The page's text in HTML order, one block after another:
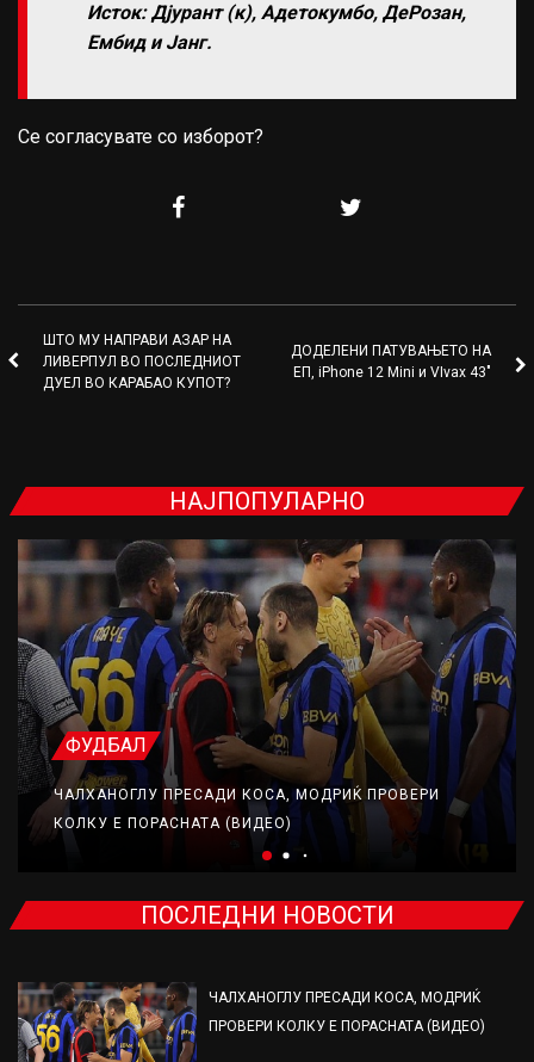
Исток: Дјурант (к), Адетокумбо, ДеРозан,
Ембид и Јанг.
Се согласувате со изборот?
ШТО МУ НАПРАВИ АЗАР НА
ЛИВЕРПУЛ ВО ПОСЛЕДНИОТ
ДУЕЛ ВО КАРАБАО КУПОТ?
ДОДЕЛЕНИ ПАТУВАЊЕТО НА
ЕП, iPhone 12 Mini и VIvax 43″
НАЈПОПУЛАРНО
ФУДБАЛ
ЧАЛХАНОГЛУ ПРЕСАДИ КОСА, МОДРИЌ ПРОВЕРИ
КОЛКУ Е ПОРАСНАТА (ВИДЕО)
ПОСЛЕДНИ НОВОСТИ
ЧАЛХАНОГЛУ ПРЕСАДИ КОСА, МОДРИЌ
ПРОВЕРИ КОЛКУ Е ПОРАСНАТА (ВИДЕО)